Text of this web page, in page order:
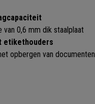
van 0,6 mm dik staalplaat
etikethouders
opbergen van documenten